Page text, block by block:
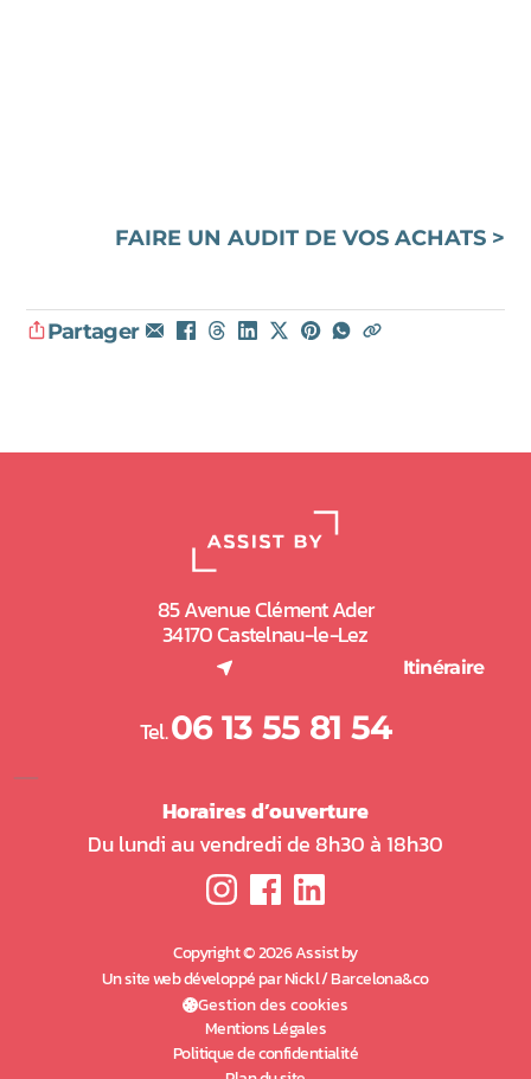
FAIRE UN AUDIT DE VOS ACHATS >
Partager
85 Avenue Clément Ader
34170 Castelnau-le-Lez
Itinéraire
Tel.06 13 55 81 54
Horaires d’ouverture
Du lundi au vendredi de 8h30 à 18h30
Copyright © 2026 Assist by
Un site web développé par Nickl / Barcelona&co
(nouvel onglet)
Gestion des cookies
Mentions Légales
Politique de confidentialité